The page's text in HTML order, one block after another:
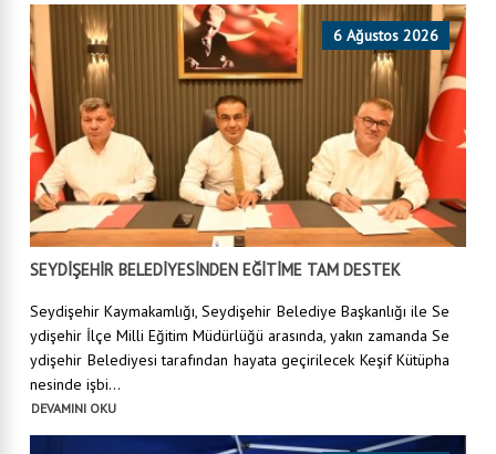
6 Ağustos 2026
SEYDİŞEHİR BELEDİYESİNDEN EĞİTİME TAM DESTEK
Seydişehir Kaymakamlığı, Seydişehir Belediye Başkanlığı ile Se
ydişehir İlçe Milli Eğitim Müdürlüğü arasında, yakın zamanda Se
ydişehir Belediyesi tarafından hayata geçirilecek Keşif Kütüpha
nesinde işbi...
DEVAMINI OKU